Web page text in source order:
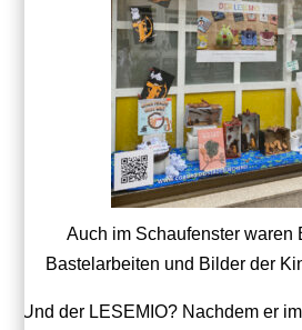
Auch im Schaufenster waren
Bastelarbeiten und Bilder der
Und der LESEMIO? Nachdem er